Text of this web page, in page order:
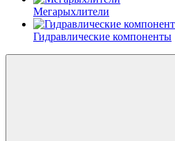
Мегарыхлители
Гидравлические компоненты